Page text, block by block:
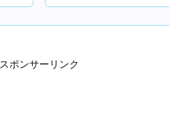
スポンサーリンク